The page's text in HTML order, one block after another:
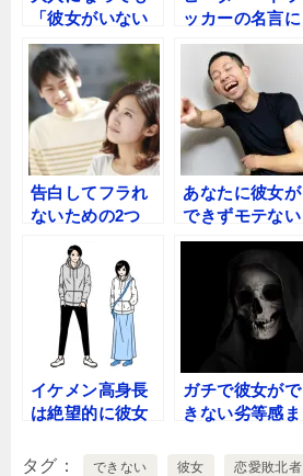
「彼女がいない
歴＝年齢」を脱
出できないモテ
ない男は、一生
彼女ができない
ッカーの名言に
女性を落とす極
意が述べられて
いた…
告白してフラれ
ないための2つ
ッド”
あなたに彼女が
できずモテない
のは、”極悪
人”による洗脳の
せいだ！
イケメン高身長
は絶望的に彼女
にモテない驚愕
ガチで彼女がで
きない劣等感ま
の”モテチャン
タグ できない 彼女 恋愛敗北者